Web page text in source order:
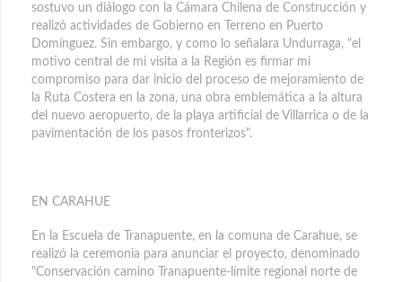
sostuvo un diálogo con la Cámara Chilena de Construcción y
realizó actividades de Gobierno en Terreno en Puerto
Domínguez. Sin embargo, y como lo señalara Undurraga, "el
motivo central de mi visita a la Región es firmar mi
compromiso para dar inicio del proceso de mejoramiento de
la Ruta Costera en la zona, una obra emblemática a la altura
del nuevo aeropuerto, de la playa artificial de Villarrica o de la
pavimentación de los pasos fronterizos".
EN CARAHUE
En la Escuela de Tranapuente, en la comuna de Carahue, se
realizó la ceremonia para anunciar el proyecto, denominado
"Conservación camino Tranapuente-límite regional norte de